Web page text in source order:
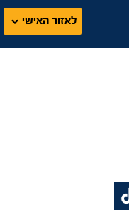
לאזור האישי